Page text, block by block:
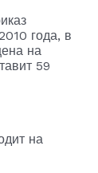
года, в
на
59
на